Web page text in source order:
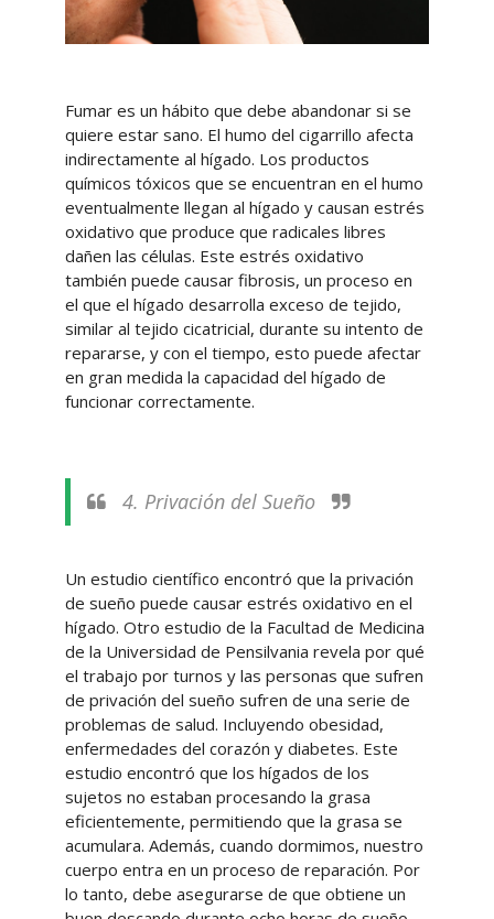
Fumar es un hábito que debe abandonar si se
quiere estar sano. El humo del cigarrillo afecta
indirectamente al hígado. Los productos
químicos tóxicos que se encuentran en el humo
eventualmente llegan al hígado y causan estrés
oxidativo que produce que radicales libres
dañen las células. Este estrés oxidativo
también puede causar fibrosis, un proceso en
el que el hígado desarrolla exceso de tejido,
similar al tejido cicatricial, durante su intento de
repararse, y con el tiempo, esto puede afectar
en gran medida la capacidad del hígado de
funcionar correctamente.
4. Privación del Sueño
Un estudio científico encontró que la privación
de sueño puede causar estrés oxidativo en el
hígado. Otro estudio de la Facultad de Medicina
de la Universidad de Pensilvania revela por qué
el trabajo por turnos y las personas que sufren
de privación del sueño sufren de una serie de
problemas de salud. Incluyendo obesidad,
enfermedades del corazón y diabetes. Este
estudio encontró que los hígados de los
sujetos no estaban procesando la grasa
eficientemente, permitiendo que la grasa se
acumulara. Además, cuando dormimos, nuestro
cuerpo entra en un proceso de reparación. Por
lo tanto, debe asegurarse de que obtiene un